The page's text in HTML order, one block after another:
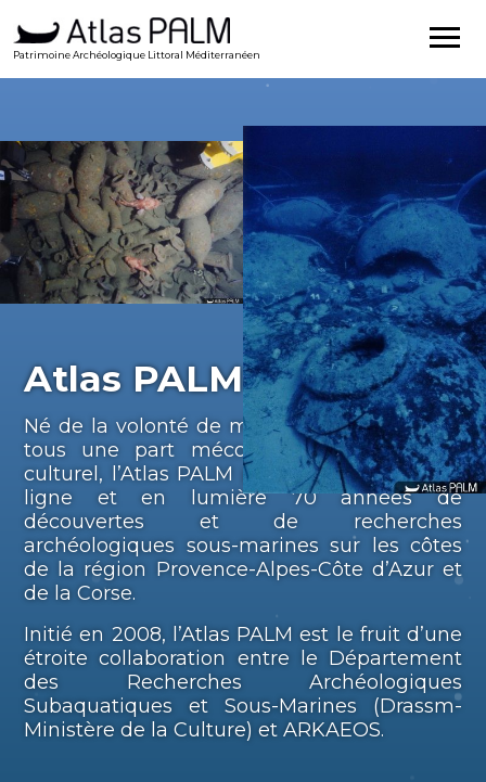
Patrimoine Archéologique Littoral Méditerranéen
Atlas PALM
Né de la volonté de mettre à disposition de
tous une part méconnue du patrimoine
culturel, l’Atlas PALM propose de mettre en
ligne et en lumière 70 années de
découvertes et de recherches
archéologiques sous-marines sur les côtes
de la région Provence-Alpes-Côte d’Azur et
de la Corse.
Initié en 2008, l’Atlas PALM est le fruit d’une
étroite collaboration entre le Département
des Recherches Archéologiques
Subaquatiques et Sous-Marines (Drassm-
Ministère de la Culture) et ARKAEOS.